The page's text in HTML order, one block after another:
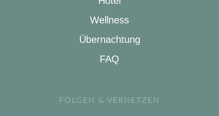
Wellness
Übernachtung
FAQ
FOLGEN & VERNETZEN